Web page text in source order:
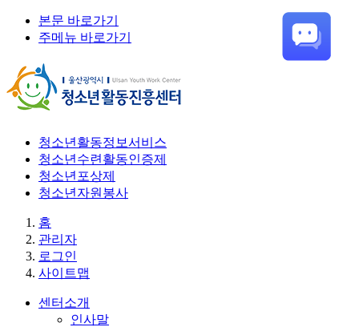
본문 바로가기
주메뉴 바로가기
청소년활동정보서비스
청소년수련활동인증제
청소년포상제
청소년자원봉사
홈
관리자
로그인
사이트맵
센터소개
인사말